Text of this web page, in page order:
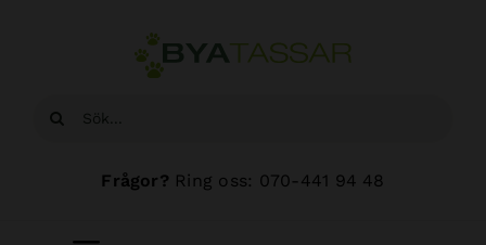
Sök
Frågor? Ring oss: 070-441 94 48